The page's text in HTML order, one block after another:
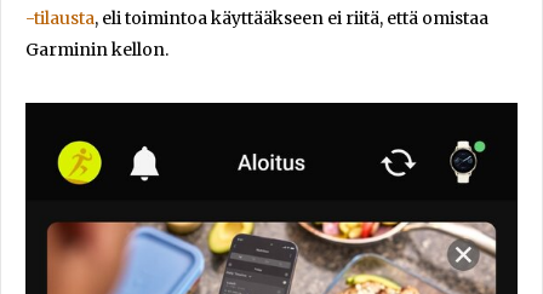
-tilausta, eli toimintoa käyttääkseen ei riitä, että omistaa
Garminin kellon.